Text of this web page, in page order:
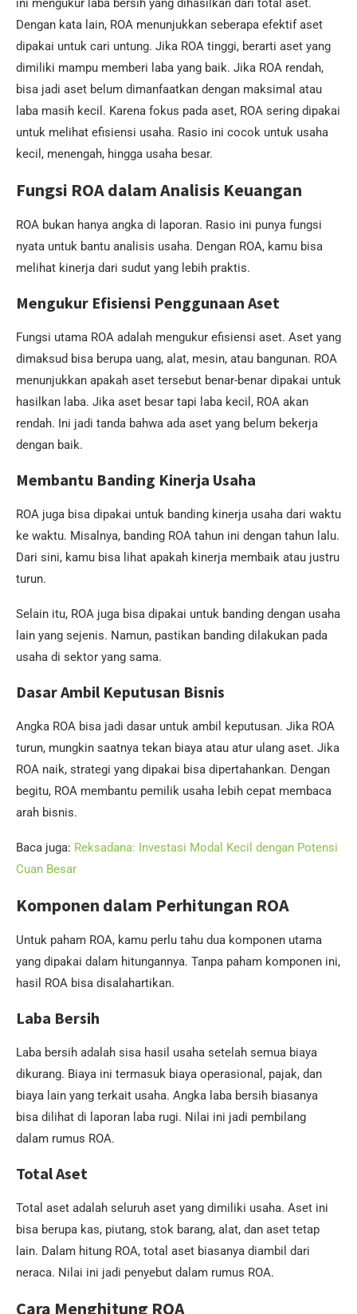
ini mengukur laba bersih yang dihasilkan dari total aset.
Dengan kata lain, ROA menunjukkan seberapa efektif aset
dipakai untuk cari untung. Jika ROA tinggi, berarti aset yang
dimiliki mampu memberi laba yang baik. Jika ROA rendah,
bisa jadi aset belum dimanfaatkan dengan maksimal atau
laba masih kecil. Karena fokus pada aset, ROA sering dipakai
untuk melihat efisiensi usaha. Rasio ini cocok untuk usaha
kecil, menengah, hingga usaha besar.
Fungsi ROA dalam Analisis Keuangan
ROA bukan hanya angka di laporan. Rasio ini punya fungsi
nyata untuk bantu analisis usaha. Dengan ROA, kamu bisa
melihat kinerja dari sudut yang lebih praktis.
Mengukur Efisiensi Penggunaan Aset
Fungsi utama ROA adalah mengukur efisiensi aset. Aset yang
dimaksud bisa berupa uang, alat, mesin, atau bangunan. ROA
menunjukkan apakah aset tersebut benar-benar dipakai untuk
hasilkan laba. Jika aset besar tapi laba kecil, ROA akan
rendah. Ini jadi tanda bahwa ada aset yang belum bekerja
dengan baik.
Membantu Banding Kinerja Usaha
ROA juga bisa dipakai untuk banding kinerja usaha dari waktu
ke waktu. Misalnya, banding ROA tahun ini dengan tahun lalu.
Dari sini, kamu bisa lihat apakah kinerja membaik atau justru
turun.
Selain itu, ROA juga bisa dipakai untuk banding dengan usaha
lain yang sejenis. Namun, pastikan banding dilakukan pada
usaha di sektor yang sama.
Dasar Ambil Keputusan Bisnis
Angka ROA bisa jadi dasar untuk ambil keputusan. Jika ROA
turun, mungkin saatnya tekan biaya atau atur ulang aset. Jika
ROA naik, strategi yang dipakai bisa dipertahankan. Dengan
begitu, ROA membantu pemilik usaha lebih cepat membaca
arah bisnis.
Baca juga: Reksadana: Investasi Modal Kecil dengan Potensi
Cuan Besar
Komponen dalam Perhitungan ROA
Untuk paham ROA, kamu perlu tahu dua komponen utama
yang dipakai dalam hitungannya. Tanpa paham komponen ini,
hasil ROA bisa disalahartikan.
Laba Bersih
Laba bersih adalah sisa hasil usaha setelah semua biaya
dikurang. Biaya ini termasuk biaya operasional, pajak, dan
biaya lain yang terkait usaha. Angka laba bersih biasanya
bisa dilihat di laporan laba rugi. Nilai ini jadi pembilang
dalam rumus ROA.
Total Aset
Total aset adalah seluruh aset yang dimiliki usaha. Aset ini
bisa berupa kas, piutang, stok barang, alat, dan aset tetap
lain. Dalam hitung ROA, total aset biasanya diambil dari
neraca. Nilai ini jadi penyebut dalam rumus ROA.
Cara Menghitung ROA